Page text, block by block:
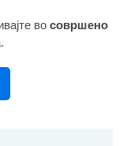
восовршено